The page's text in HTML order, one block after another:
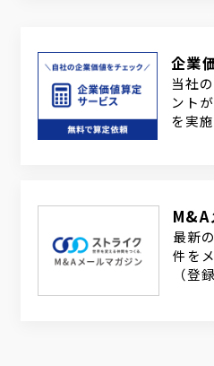
企業
当社
ント
を実
M&A
最新
件を
（登